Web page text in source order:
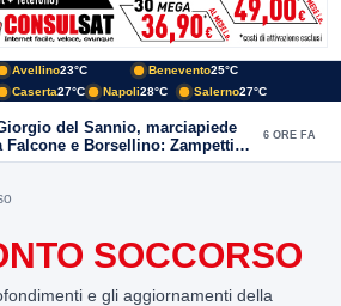
Avellino23°C Benevento25°C
Caserta27°C Napoli28°C Salerno27°C
del Sannio, marciapiede
Falcone e Borsellino: Zampetti e
replicano alle polemiche
6 ORE FA
SOCCORSO
e gli aggiornamenti della